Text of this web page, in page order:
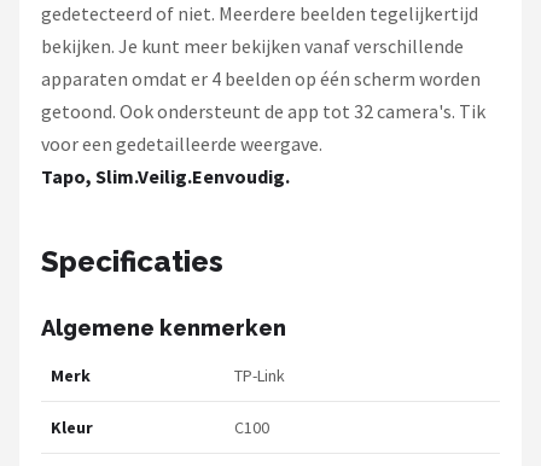
gedetecteerd of niet. Meerdere beelden tegelijkertijd
bekijken. Je kunt meer bekijken vanaf verschillende
apparaten omdat er 4 beelden op één scherm worden
getoond. Ook ondersteunt de app tot 32 camera's. Tik
voor een gedetailleerde weergave.
Tapo, Slim.Veilig.Eenvoudig.
Specificaties
Algemene kenmerken
Merk TP-Link
Kleur C100